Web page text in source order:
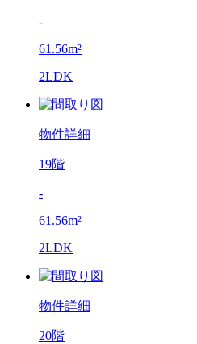
-
61.56m²
2LDK
物件詳細
19階
-
61.56m²
2LDK
物件詳細
20階